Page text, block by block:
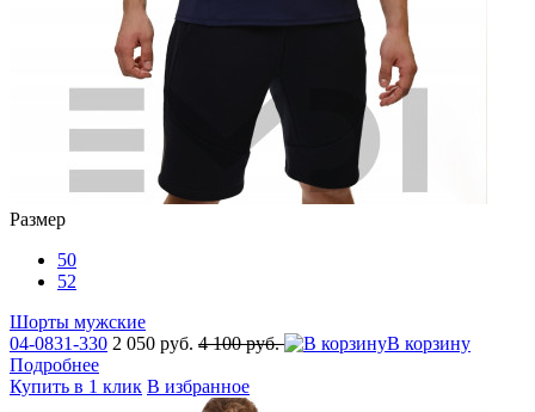
Размер
50
52
Шорты мужские
04-0831-330 2 050 руб. 4 100 руб.
В корзину
Подробнее
Купить в 1 клик В избранное